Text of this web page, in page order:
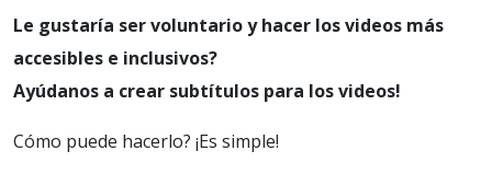
Le gustaría ser voluntario y hacer los videos más
accesibles e inclusivos?
Ayúdanos a crear subtítulos para los videos!
Cómo puede hacerlo? ¡Es simple!